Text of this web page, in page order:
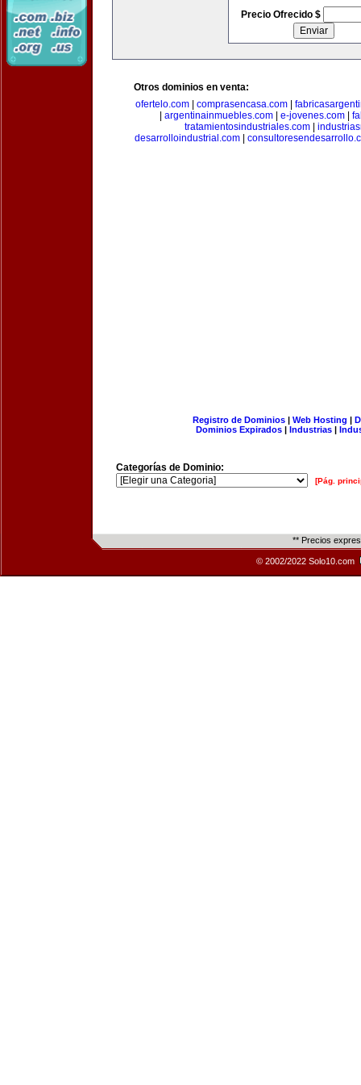
Precio Ofrecido $
Otros dominios en venta:
ofertelo.com| comprasencasa.com|
argentinainmuebles.com| e-jovenes.com|
tratamientosindustriales.com
desarrolloindustrial.com|
Registro de Dominios| Web Hosting |
Dominios Expirados | Industrias |
Categorías de Dominio:
[Pág.
** Precios
© 2002/2022 Solo10.com